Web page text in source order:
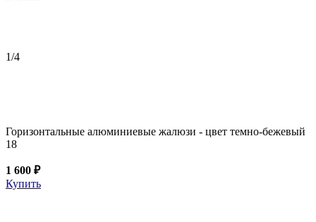
1/4
Горизонтальные алюминиевые жалюзи - цвет темно-бежевый
18
1 600 ₽
Купить